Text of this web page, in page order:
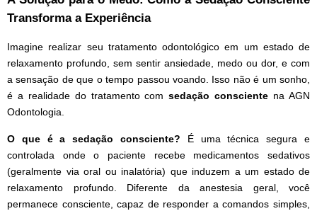
Transforma a Experiência
Imagine realizar seu tratamento odontológico em um estado de
relaxamento profundo, sem sentir ansiedade, medo ou dor, e com
a sensação de que o tempo passou voando. Isso não é um sonho,
é a realidade do tratamento comsedação consciente na AGN
Odontologia.
O que é a sedação consciente? É uma técnica segura e
controlada onde o paciente recebe medicamentos sedativos
(geralmente via oral ou inalatória) que induzem a um estado de
relaxamento profundo. Diferente da anestesia geral, você
permanece consciente, capaz de responder a comandos simples,